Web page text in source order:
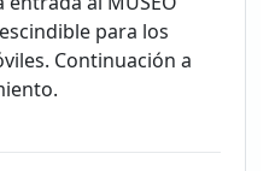
para los
Continuación a